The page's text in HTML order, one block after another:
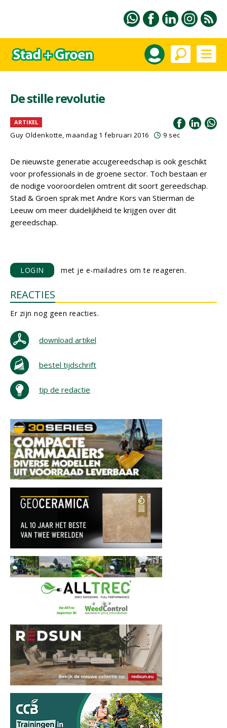
De stille revolutie
ARTIKEL
Guy Oldenkotte, maandag 1 februari 2016 9 sec
De nieuwste generatie accugereedschap is ook geschikt
voor professionals in de groene sector. Toch bestaan er
de nodige vooroordelen omtrent dit soort gereedschap.
Stad & Groen sprak met Andre Kors van Stierman de
Leeuw om meer duidelijkheid te krijgen over dit
gereedschap.
LOGIN met je e-mailadres om te reageren.
REACTIES
Er zijn nog geen reacties.
download artikel
bestel tijdschrift
tip de redactie